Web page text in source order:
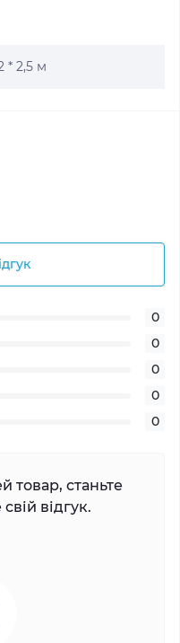
* 2,5 м
0
0
0
0
0
товар, станьте
відгук.